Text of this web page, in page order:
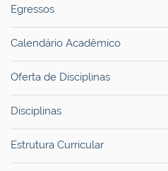
Egressos
Calendário Acadêmico
Oferta de Disciplinas
Disciplinas
Estrutura Curricular